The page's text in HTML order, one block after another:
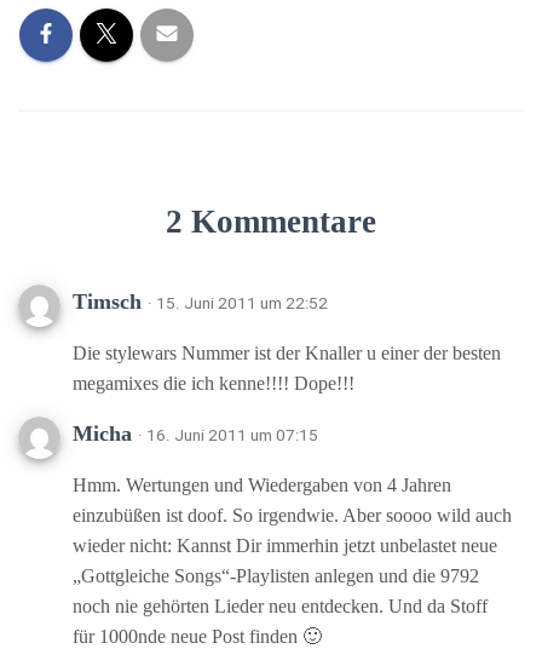
2 Kommentare
Timsch · 15. Juni 2011 um 22:52
Die stylewars Nummer ist der Knaller u einer der besten
megamixes die ich kenne!!!! Dope!!!
Micha · 16. Juni 2011 um 07:15
Hmm. Wertungen und Wiedergaben von 4 Jahren
einzubüßen ist doof. So irgendwie. Aber soooo wild auch
wieder nicht: Kannst Dir immerhin jetzt unbelastet neue
„Gottgleiche Songs“-Playlisten anlegen und die 9792
noch nie gehörten Lieder neu entdecken. Und da Stoff
für 1000nde neue Post finden 🙂